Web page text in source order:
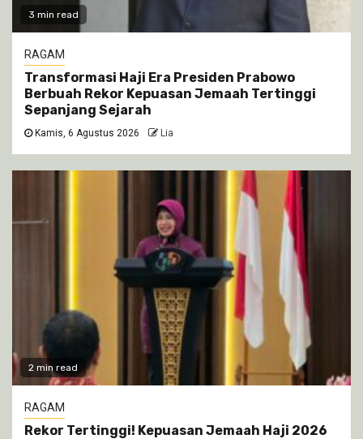
3 min read
RAGAM
Transformasi Haji Era Presiden Prabowo
Berbuah Rekor Kepuasan Jemaah Tertinggi
Sepanjang Sejarah
Kamis, 6 Agustus 2026 Lia
2 min read
RAGAM
Rekor Tertinggi! Kepuasan Jemaah Haji 2026